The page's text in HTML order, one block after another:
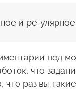
и
под
что
что раз вы